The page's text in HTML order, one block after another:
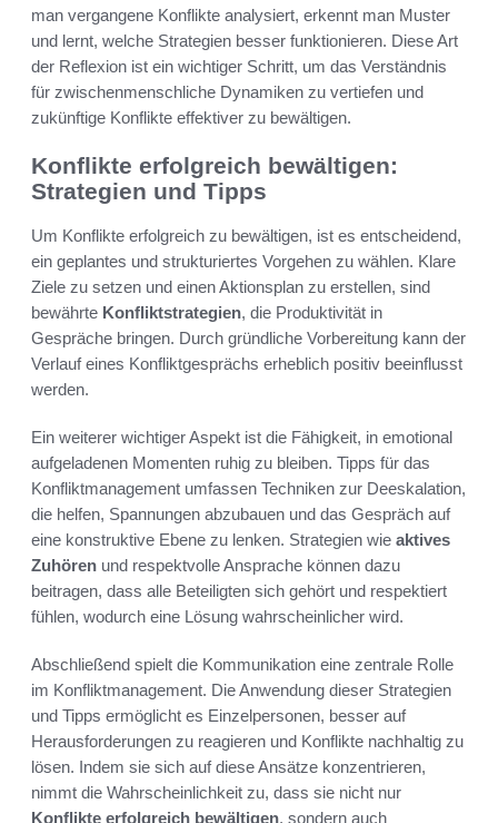
man vergangene Konflikte analysiert, erkennt man Muster
und lernt, welche Strategien besser funktionieren. Diese Art
der Reflexion ist ein wichtiger Schritt, um das Verständnis
für zwischenmenschliche Dynamiken zu vertiefen und
zukünftige Konflikte effektiver zu bewältigen.
Konflikte erfolgreich bewältigen:
Strategien und Tipps
Um Konflikte erfolgreich zu bewältigen, ist es entscheidend,
ein geplantes und strukturiertes Vorgehen zu wählen. Klare
Ziele zu setzen und einen Aktionsplan zu erstellen, sind
bewährte Konfliktstrategien, die Produktivität in
Gespräche bringen. Durch gründliche Vorbereitung kann der
Verlauf eines Konfliktgesprächs erheblich positiv beeinflusst
werden.
Ein weiterer wichtiger Aspekt ist die Fähigkeit, in emotional
aufgeladenen Momenten ruhig zu bleiben. Tipps für das
Konfliktmanagement umfassen Techniken zur Deeskalation,
die helfen, Spannungen abzubauen und das Gespräch auf
eine konstruktive Ebene zu lenken. Strategien wie aktives
Zuhören und respektvolle Ansprache können dazu
beitragen, dass alle Beteiligten sich gehört und respektiert
fühlen, wodurch eine Lösung wahrscheinlicher wird.
Abschließend spielt die Kommunikation eine zentrale Rolle
im Konfliktmanagement. Die Anwendung dieser Strategien
und Tipps ermöglicht es Einzelpersonen, besser auf
Herausforderungen zu reagieren und Konflikte nachhaltig zu
lösen. Indem sie sich auf diese Ansätze konzentrieren,
nimmt die Wahrscheinlichkeit zu, dass sie nicht nur
Konflikte erfolgreich bewältigen, sondern auch